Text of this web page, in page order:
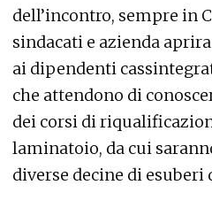
dell’incontro, sempre in
sindacati e azienda
ai dipendenti
che attendono di
dei corsi di
laminatoio, da cui
diverse decine di esuberi